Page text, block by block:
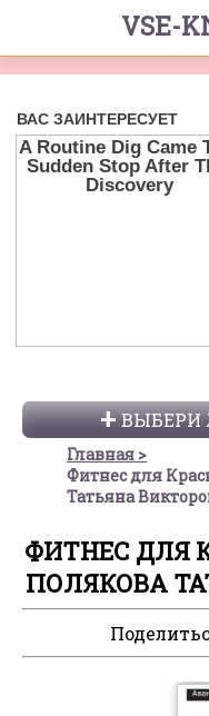
VSE-
Главная
Фитнес для
Татьяна
ФИТНЕС ДЛЯ
ПОЛЯКОВА